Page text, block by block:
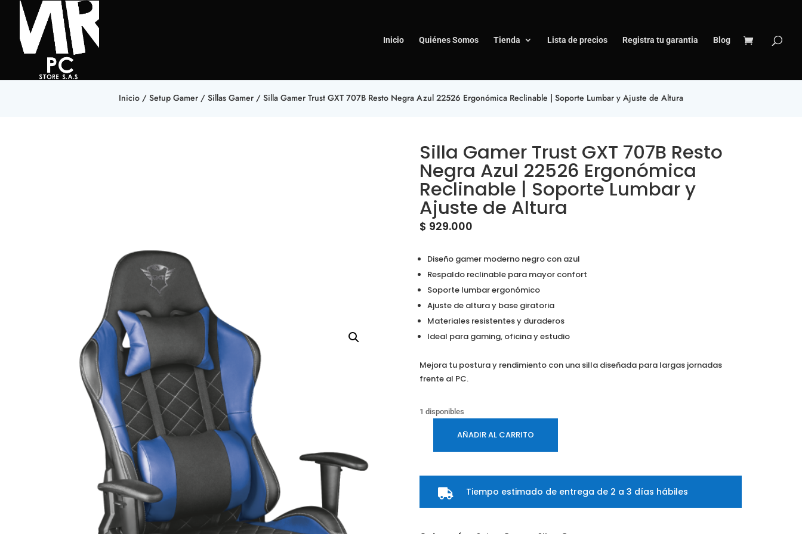
Inicio Quiénes Somos Tienda Lista de precios Registra tu garantia Blog
Inicio / Setup Gamer / Sillas Gamer / Silla Gamer Trust GXT 707B Resto Negra Azul 22526 Ergonómica Reclinable | Soporte Lumbar y Ajuste de Altura
Silla Gamer Trust GXT 707B Resto
Negra Azul 22526 Ergonómica
Reclinable | Soporte Lumbar y
Ajuste de Altura
$ 929.000
Diseño gamer moderno negro con azul
Respaldo reclinable para mayor confort
Soporte lumbar ergonómico
Ajuste de altura y base giratoria
Materiales resistentes y duraderos
Ideal para gaming, oficina y estudio
Mejora tu postura y rendimiento con una silla diseñada para largas jornadas
frente al PC.
1 disponibles
Gamer
707B
Resto
AÑADIR AL CARRITO
 Tiempo estimado de entrega de 2 a 3 días hábiles